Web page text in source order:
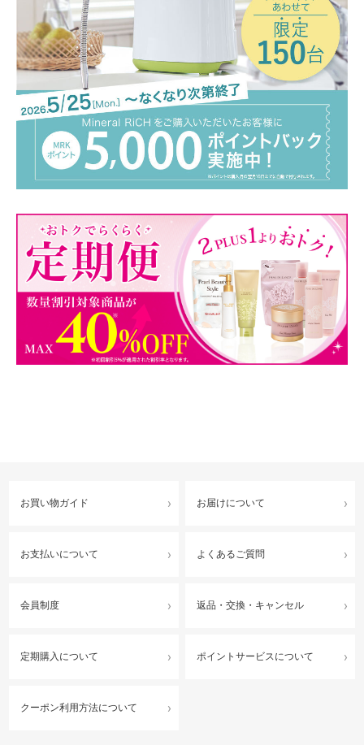
お買い物ガイド お届けについて
お支払いについて よくあるご質問
会員制度 返品・交換・キャンセル
定期購入について ポイントサービスについて
クーポン利用方法について